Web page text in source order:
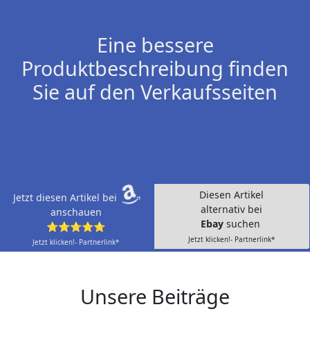
Eine bessere
Produktbeschreibung finden
Sie auf den Verkaufsseiten
Jetzt diesen Artikel bei
anschauen
⭐⭐⭐⭐⭐
Jetzt klicken!- Partnerlink*
Diesen Artikel
alternativ bei
Ebay suchen
Jetzt klicken!- Partnerlink*
Unsere Beiträge